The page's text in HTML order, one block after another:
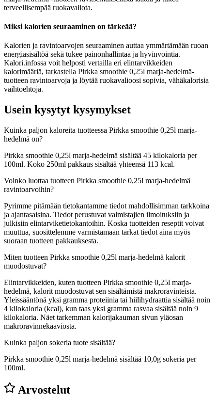
terveellisempää ruokavaliota.
Miksi kalorien seuraaminen on tärkeää?
Kalorien ja ravintoarvojen seuraaminen auttaa ymmärtämään ruoan
energiasisältöä sekä tukee painonhallintaa ja hyvinvointia.
Kalori.infossa voit helposti vertailla eri elintarvikkeiden
kalorimääriä, tarkastella Pirkka smoothie 0,25l marja-hedelmä-
tuotteen ravintoarvoja ja löytää ruokavalioosi sopivia, vähäkalorisia
vaihtoehtoja.
Usein kysytyt kysymykset
Kuinka paljon kaloreita tuotteessa Pirkka smoothie 0,25l marja-
hedelmä on?
Pirkka smoothie 0,25l marja-hedelmä sisältää 45 kilokaloria per
100ml. Koko 250ml pakkaus sisältää yhteensä 113 kcal.
Voinko luottaa tuotteen Pirkka smoothie 0,25l marja-hedelmä
ravintoarvoihin?
Pyrimme pitämään tietokantamme tiedot mahdollisimman tarkkoina
ja ajantasaisina. Tiedot perustuvat valmistajien ilmoituksiin ja
julkisiin elintarviketietokantoihin. Koska tuotteiden reseptit voivat
muuttua, suosittelemme varmistamaan tarkat tiedot aina myös
suoraan tuotteen pakkauksesta.
Miten tuotteen Pirkka smoothie 0,25l marja-hedelmä kalorit
muodostuvat?
Elintarvikkeiden, kuten tuotteen Pirkka smoothie 0,25l marja-
hedelmä, kalorit muodostuvat sen sisältämistä makroravinteista.
Yleissääntönä yksi gramma proteiinia tai hiilihydraattia sisältää noin
4 kilokaloria (kcal), kun taas yksi gramma rasvaa sisältää noin 9
kilokaloria. Näet tarkemman kalorijakauman sivun yläosan
makroravinnekaaviosta.
Kuinka paljon sokeria tuote sisältää?
Pirkka smoothie 0,25l marja-hedelmä sisältää 10,0g sokeria per
100ml.
Arvostelut